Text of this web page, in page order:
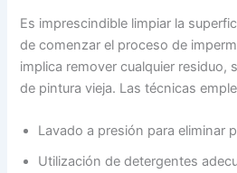
Es imprescindible limpiar la
de comenzar el proceso de
implica remover cualquier residuo,
de pintura vieja. Las técnicas
Lavado a presión para eliminar
Utilización de detergentes